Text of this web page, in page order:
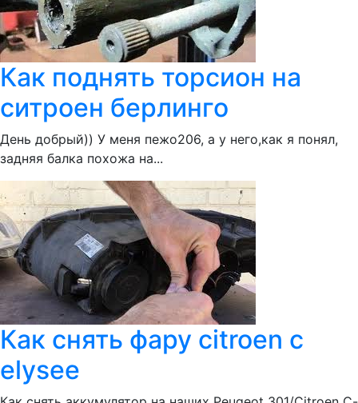
Как поднять торсион на
ситроен берлинго
День добрый)) У меня пежо206, а у него,как я понял,
задняя балка похожа на...
Как снять фару citroen c
elysee